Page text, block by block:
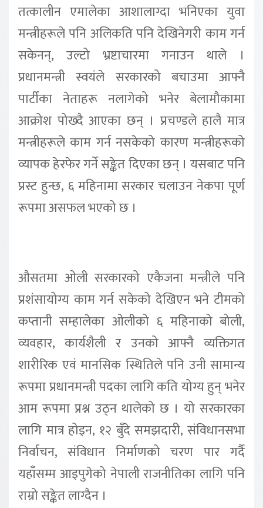
तत्कालीन एमालेका आशालाग्दा भनिएका युवा
मन्त्रीहरूले पनि अलिकति पनि देखिनेगरी काम गर्न
सकेनन्, उल्टो भ्रष्टाचारमा गनाउन थाले ।
प्रधानमन्त्री स्वयंले सरकारको बचाउमा आफ्नै
पार्टीका नेताहरू नलागेको भनेर बेलामौकामा
आक्रोश पोख्दै आएका छन् । प्रचण्डले हालै मात्र
मन्त्रीहरूले काम गर्न नसकेको कारण मन्त्रीहरूको
व्यापक हेरफेर गर्ने सङ्केत दिएका छन् । यसबाट पनि
प्रस्ट हुन्छ, ६ महिनामा सरकार चलाउन नेकपा पूर्ण
रूपमा असफल भएको छ ।
औसतमा ओली सरकारको एकैजना मन्त्रीले पनि
प्रशंसायोग्य काम गर्न सकेको देखिएन भने टीमको
कप्तानी सम्हालेका ओलीको ६ महिनाको बोली,
व्यवहार, कार्यशैली र उनको आफ्नै व्यक्तिगत
शारीरिक एवं मानसिक स्थितिले पनि उनी सामान्य
रूपमा प्रधानमन्त्री पदका लागि कति योग्य हुन् भनेर
आम रूपमा प्रश्न उठ्न थालेको छ । यो सरकारका
लागि मात्र होइन, १२ बुँदे समझदारी, संविधानसभा
निर्वाचन, संविधान निर्माणको चरण पार गर्दै
यहाँसम्म आइपुगेको नेपाली राजनीतिका लागि पनि
राम्रो सङ्केत लाग्दैन ।